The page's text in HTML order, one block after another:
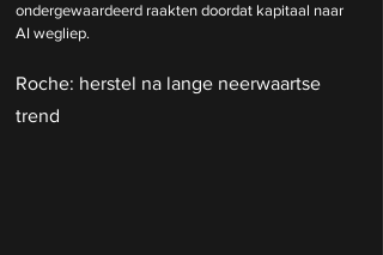
ondergewaardeerd raakten doordat kapitaal naar
AI wegliep.
Roche: herstel na lange neerwaartse
trend